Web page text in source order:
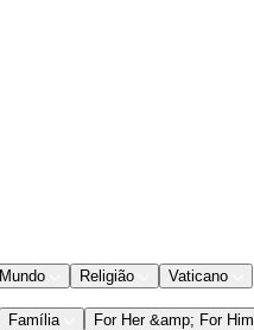
Mundo Religião Vaticano
Família For Her &amp; For Him